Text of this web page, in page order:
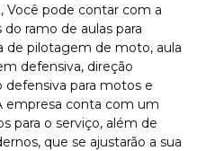
Você pode contar com a
do ramo de aulas para
de pilotagem de moto, aula
defensiva, direção
defensiva para motos e
empresa conta com um
para o serviço, além de
que se ajustarão a sua